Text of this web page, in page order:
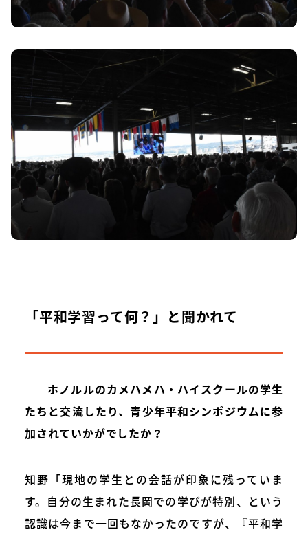
「平和学習って何？」と聞かれて
――ホノルルのカメハメハ・ハイスクールの学生
たちと交流したり、青少年平和シンポジウムに参
加されていかがでしたか？
知野「現地の学生との会話が印象に残っていま
す。自分の生まれた長岡での学びが特別、という
認識は今まで一回もなかったのですが、『平和学